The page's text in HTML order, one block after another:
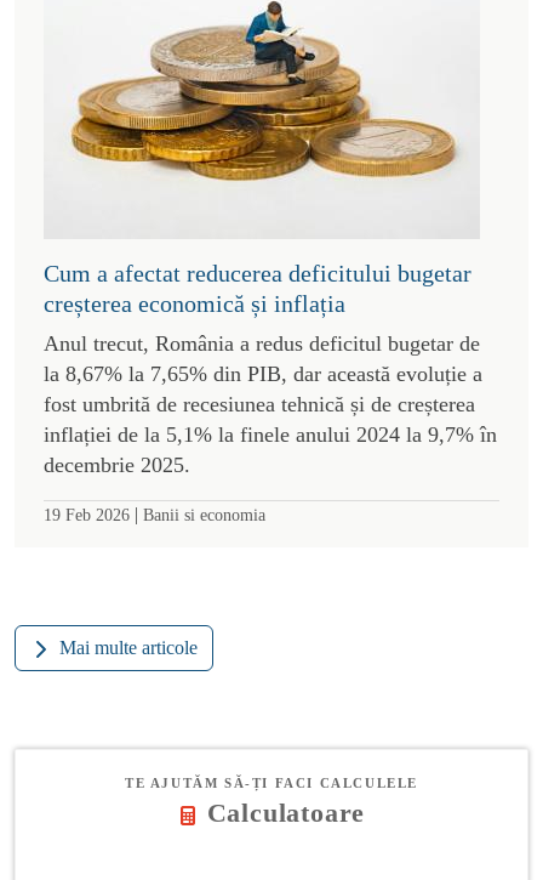
Cum a afectat reducerea deficitului bugetar
creșterea economică și inflația
Anul trecut, România a redus deficitul bugetar de
la 8,67% la 7,65% din PIB, dar această evoluție a
fost umbrită de recesiunea tehnică și de creșterea
inflației de la 5,1% la finele anului 2024 la 9,7% în
decembrie 2025.
19 Feb 2026 | Banii si economia
Mai multe articole
TE AJUTĂM SĂ-ȚI FACI CALCULELE
Calculatoare